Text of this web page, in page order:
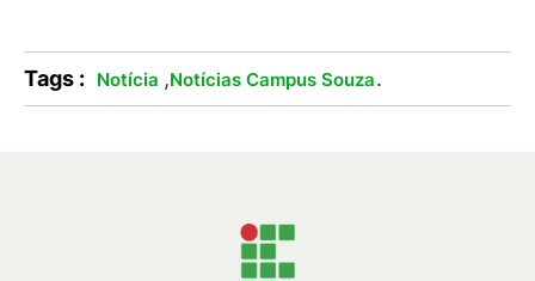
Tags : Notícia ,Notícias Campus Souza.